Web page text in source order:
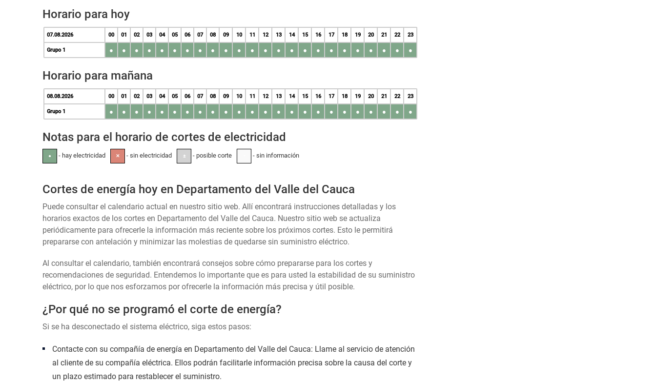
Horario para hoy
07.08.2026 00 01 02 03 04 05 06 07 08 09 10 11 12 13 14 15 16 17 18 19 20 21 22 23
Grupo 1 ● ● ● ● ● ● ● ● ● ● ● ● ● ● ● ● ● ● ● ● ● ● ● ●
Horario para mañana
08.08.2026 00 01 02 03 04 05 06 07 08 09 10 11 12 13 14 15 16 17 18 19 20 21 22 23
Grupo 1 ● ● ● ● ● ● ● ● ● ● ● ● ● ● ● ● ● ● ● ● ● ● ● ●
Notas para el horario de cortes de electricidad
● - hay electricidad ✕ - sin electricidad ± - posible corte - sin información
Cortes de energía hoy en Departamento del Valle del Cauca
Puede consultar el calendario actual en nuestro sitio web. Allí encontrará instrucciones detalladas y los
horarios exactos de los cortes en Departamento del Valle del Cauca. Nuestro sitio web se actualiza
periódicamente para ofrecerle la información más reciente sobre los próximos cortes. Esto le permitirá
prepararse con antelación y minimizar las molestias de quedarse sin suministro eléctrico.
Al consultar el calendario, también encontrará consejos sobre cómo prepararse para los cortes y
recomendaciones de seguridad. Entendemos lo importante que es para usted la estabilidad de su suministro
eléctrico, por lo que nos esforzamos por ofrecerle la información más precisa y útil posible.
¿Por qué no se programó el corte de energía?
Si se ha desconectado el sistema eléctrico, siga estos pasos:
Contacte con su compañía de energía en Departamento del Valle del Cauca: Llame al servicio de atención
al cliente de su compañía eléctrica. Ellos podrán facilitarle información precisa sobre la causa del corte y
un plazo estimado para restablecer el suministro.